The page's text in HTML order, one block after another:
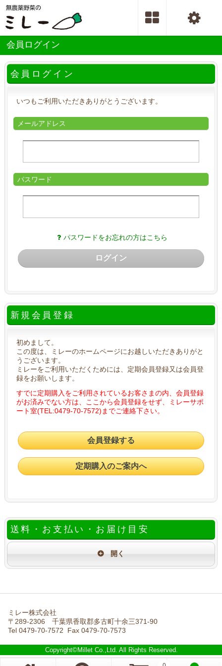
会員ログイン
会員ログイン
いつもご利用いただきありがとうございます。
メールアドレス
パスワード
パスワードをお忘れの方はこちら
ログイン
新規会員登録
初めまして。
この度は、ミレーのホームページにお越しいただきありがと
うございます。
ミレーをご利用いただくためには、定期会員登録又は会員登
録をお願いします。
すでに定期購入をご利用されているお客さまの内、会員登録
がお済みでない方は、ここから会員登録をせず、ミレーサポ
ート室(TEL:0479-70-7572)までご連絡下さい。
会員登録する
定期購入のご案内へ
送料・お支払い・お届け目安
ミレー株式会社
〒289-2306 千葉県香取郡多古町十余三371-90
Tel 0479-70-7572 Fax 0479-70-7573
Copyright©Millet Co.,Ltd. All Rights Reserved.